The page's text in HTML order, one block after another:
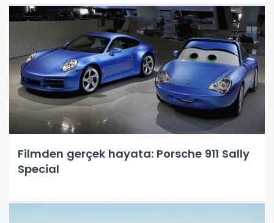
Filmden gerçek hayata: Porsche 911 Sally
Special